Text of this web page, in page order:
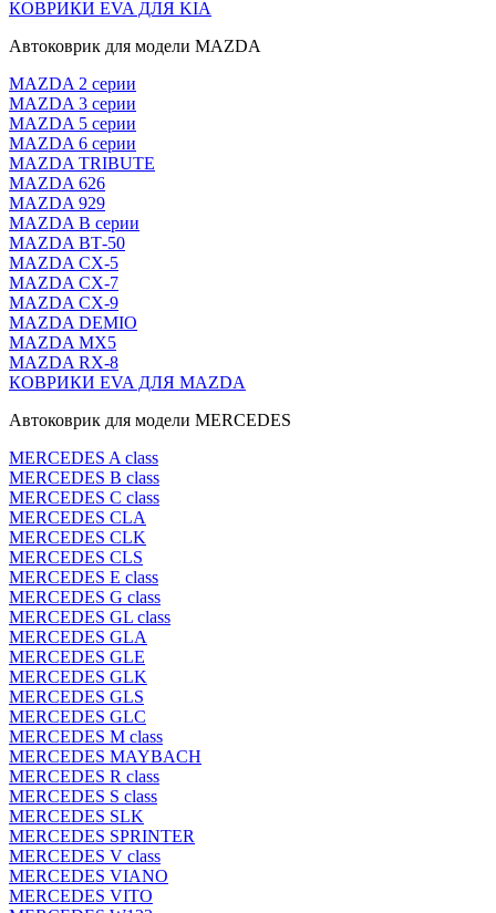
КОВРИКИ EVA ДЛЯ KIA
Автоковрик для модели MAZDA
MAZDA 2 серии
MAZDA 3 серии
MAZDA 5 серии
MAZDA 6 серии
MAZDA TRIBUTE
MAZDA 626
MAZDA 929
MAZDA В серии
MAZDA ВТ-50
MAZDA CX-5
MAZDA CX-7
MAZDA CX-9
MAZDA DEMIO
MAZDA MX5
MAZDA RX-8
КОВРИКИ EVA ДЛЯ MAZDA
Автоковрик для модели MERCEDES
MERCEDES A class
MERCEDES B class
MERCEDES C class
MERCEDES CLA
MERCEDES CLK
MERCEDES CLS
MERCEDES E class
MERCEDES G class
MERCEDES GL class
MERCEDES GLA
MERCEDES GLE
MERCEDES GLK
MERCEDES GLS
MERCEDES GLC
MERCEDES M class
MERCEDES MAYBACH
MERCEDES R class
MERCEDES S class
MERCEDES SLK
MERCEDES SPRINTER
MERCEDES V class
MERCEDES VIANO
MERCEDES VITO